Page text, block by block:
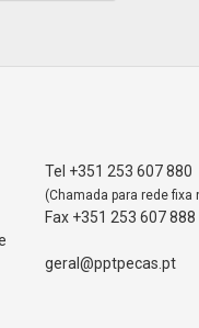
Tel +351 253 607 880
(Chamada para rede fixa
Fax +351 253 607 888
geral@pptpecas.pt